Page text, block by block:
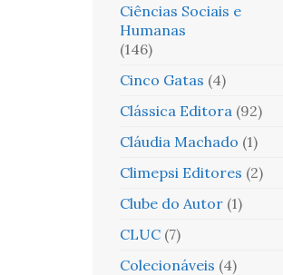
Ciências Sociais e
Humanas
(146)
Cinco Gatas (4)
Clássica Editora (92)
Cláudia Machado (1)
Climepsi Editores (2)
Clube do Autor (1)
CLUC (7)
Colecionáveis (4)